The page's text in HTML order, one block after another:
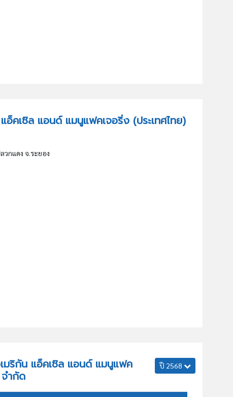
คเซิล แอนด์ แมนูแฟคเจอริ่ง (ประเทศไทย)
กแดง จ.ระยอง
ริกัน แอ็คเซิล แอนด์ แมนูแฟค
จำกัด
ปี 2568